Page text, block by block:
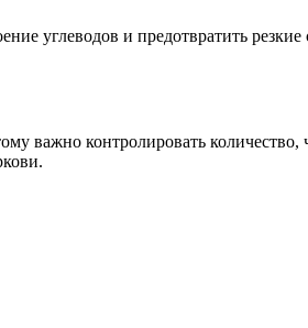
углеводов и предотвратить
важно контролировать